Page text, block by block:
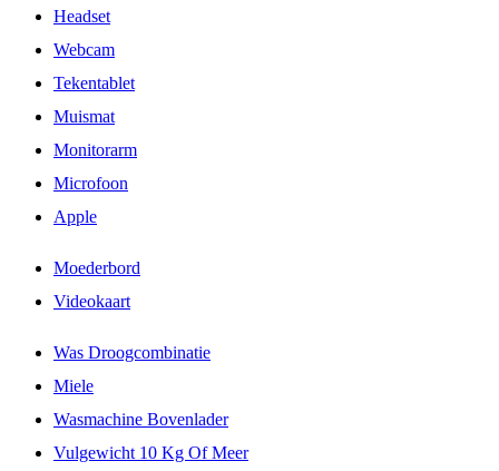
Headset
Webcam
Tekentablet
Muismat
Monitorarm
Microfoon
Apple
Moederbord
Videokaart
Was Droogcombinatie
Miele
Wasmachine Bovenlader
Vulgewicht 10 Kg Of Meer